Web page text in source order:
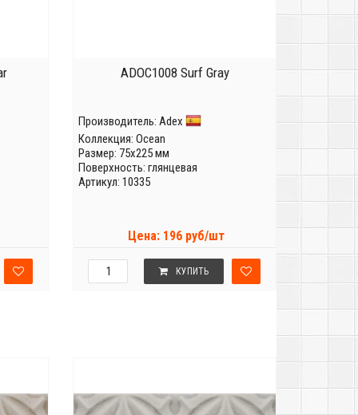
ADOC1008 Surf Gray
Производитель: Adex
Коллекция: Ocean
Размер: 75x225 мм
Поверхность: глянцевая
Артикул: 10335
Цена: 196 руб/шт
КУПИТЬ